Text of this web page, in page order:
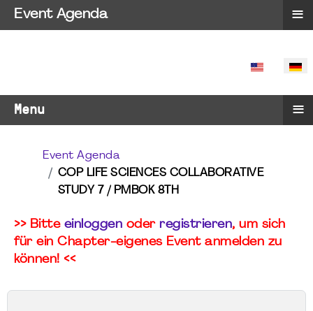
SPRACHE
Menu ≡
Event Agenda
COP LIFE SCIENCES COLLABORATIVE
STUDY 7 / PMBOK 8TH
>> Bitte einloggen oder registrieren, um sich
für ein Chapter-eigenes Event anmelden zu
können! <<
Event Agenda ≡